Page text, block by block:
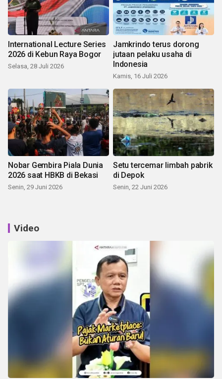
International Lecture Series
2026 di Kebun Raya Bogor
Selasa, 28 Juli 2026
Jamkrindo terus dorong
jutaan pelaku usaha di
Indonesia
Kamis, 16 Juli 2026
Nobar Gembira Piala Dunia
2026 saat HBKB di Bekasi
Senin, 29 Juni 2026
Setu tercemar limbah pabrik
di Depok
Senin, 22 Juni 2026
Video